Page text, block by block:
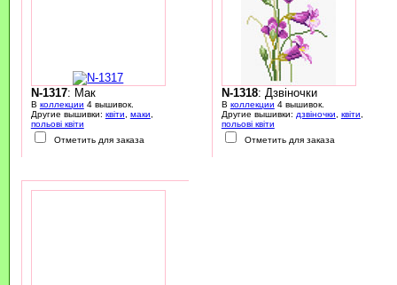
N-1317: Мак
В коллекции 4 вышивок.
Другие вышивки: квіти маки
польові квіти
Отметить для заказа
N-1318: Дзвіночки
В коллекции 4 вышивок.
Другие вышивки: дзвіночки квіти
польові квіти
Отметить для заказа